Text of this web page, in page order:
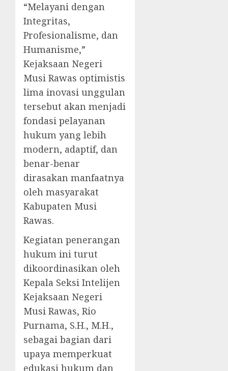
“Melayani dengan
Integritas,
Profesionalisme, dan
Humanisme,”
Kejaksaan Negeri
Musi Rawas optimistis
lima inovasi unggulan
tersebut akan menjadi
fondasi pelayanan
hukum yang lebih
modern, adaptif, dan
benar-benar
dirasakan manfaatnya
oleh masyarakat
Kabupaten Musi
Rawas.
Kegiatan penerangan
hukum ini turut
dikoordinasikan oleh
Kepala Seksi Intelijen
Kejaksaan Negeri
Musi Rawas, Rio
Purnama, S.H., M.H.,
sebagai bagian dari
upaya memperkuat
edukasi hukum dan